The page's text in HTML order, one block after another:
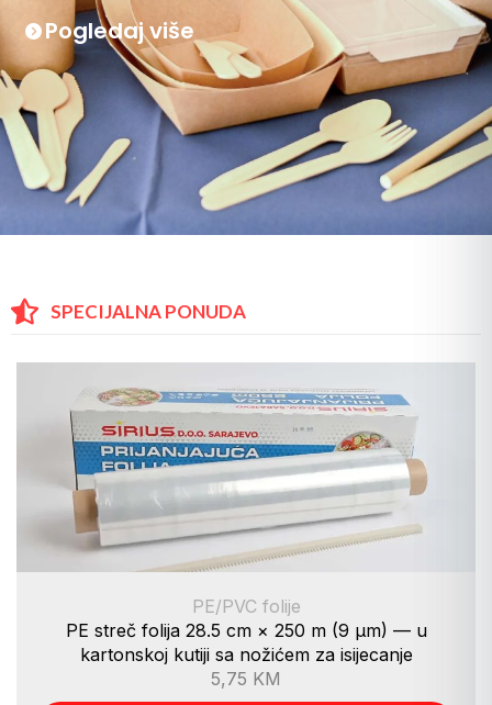
Pogledaj više
SPECIJALNA PONUDA
PE/PVC folije
PE streč folija 28.5 cm × 250 m (9 µm) — u
kartonskoj kutiji sa nožićem za isijecanje
5,75 KM